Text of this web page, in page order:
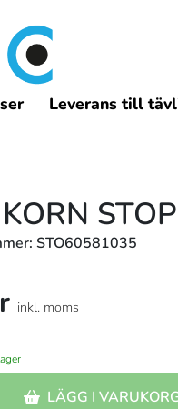
Leverans till
STO60581035
inkl. moms
LÄGG I